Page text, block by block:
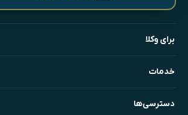
برای وکلا
خدمات
دسترسی‌ها